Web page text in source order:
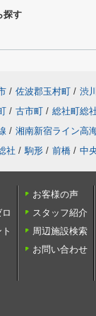
探す
/ 佐波郡玉村町 / 渋
/ 古市町 / 総社町総
/ 湘南新宿ライン高
社 / 駒形 / 前橋 / 中
お客様の声
スタッフ紹介
周辺施設検索
お問い合わせ